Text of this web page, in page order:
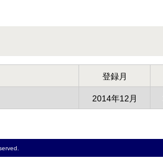
登録月
2014年12月